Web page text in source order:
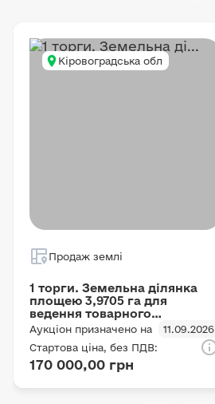
Кіровоградська обл
Продаж землі
1 торги. Земельна ділянка
площею 3,9705 га для
ведення товарного
сільськогосподарського
виробництва, кадастровий
номер
3524082400:02:000:0401
сільська рада
Аукціон призначено на
11.09.2026
Стартова ціна, без ПДВ:
170 000,00 грн